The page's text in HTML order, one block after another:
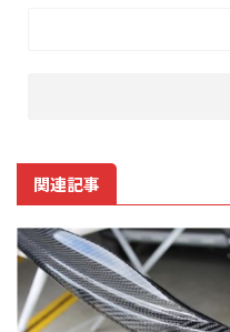
関連記事